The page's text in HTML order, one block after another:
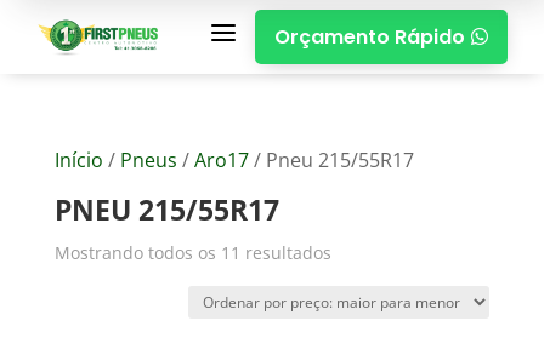
a Orçamento Rápido 
Início / Pneus /Aro17/ Pneu 215/55R17
PNEU 215/55R17
Mostrando todos os 11 resultados